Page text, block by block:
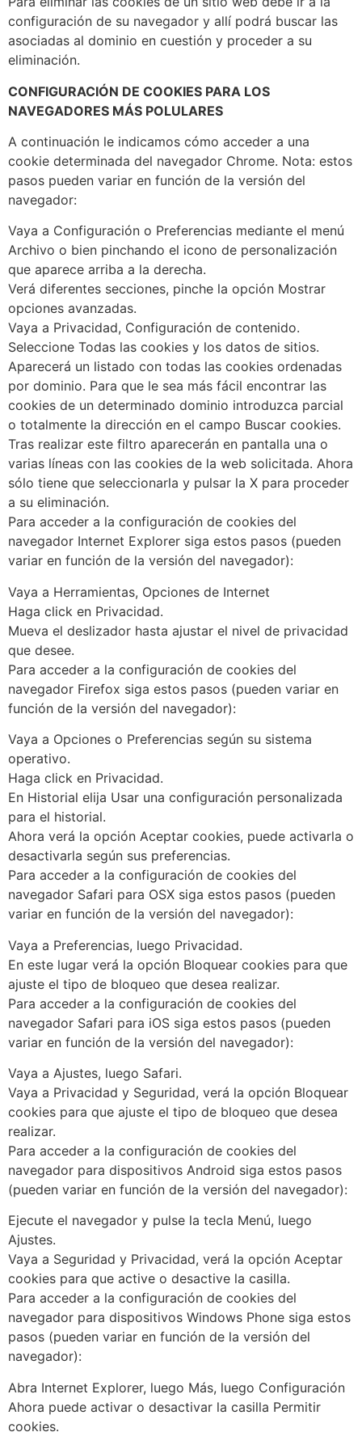
configuración de su navegador y allí podrá buscar las
asociadas al dominio en cuestión y proceder a su
eliminación.
CONFIGURACIÓN DE COOKIES PARA LOS
NAVEGADORES MÁS POLULARES
A continuación le indicamos cómo acceder a una
cookie determinada del navegador Chrome. Nota: estos
pasos pueden variar en función de la versión del
navegador:
Vaya a Configuración o Preferencias mediante el menú
Archivo o bien pinchando el icono de personalización
que aparece arriba a la derecha.
Verá diferentes secciones, pinche la opción Mostrar
opciones avanzadas.
Vaya a Privacidad, Configuración de contenido.
Seleccione Todas las cookies y los datos de sitios.
Aparecerá un listado con todas las cookies ordenadas
por dominio. Para que le sea más fácil encontrar las
cookies de un determinado dominio introduzca parcial
o totalmente la dirección en el campo Buscar cookies.
Tras realizar este filtro aparecerán en pantalla una o
varias líneas con las cookies de la web solicitada. Ahora
sólo tiene que seleccionarla y pulsar la X para proceder
a su eliminación.
Para acceder a la configuración de cookies del
navegador Internet Explorer siga estos pasos (pueden
variar en función de la versión del navegador):
Vaya a Herramientas, Opciones de Internet
Haga click en Privacidad.
Mueva el deslizador hasta ajustar el nivel de privacidad
que desee.
Para acceder a la configuración de cookies del
navegador Firefox siga estos pasos (pueden variar en
función de la versión del navegador):
Vaya a Opciones o Preferencias según su sistema
operativo.
Haga click en Privacidad.
En Historial elija Usar una configuración personalizada
para el historial.
Ahora verá la opción Aceptar cookies, puede activarla o
desactivarla según sus preferencias.
Para acceder a la configuración de cookies del
navegador Safari para OSX siga estos pasos (pueden
variar en función de la versión del navegador):
Vaya a Preferencias, luego Privacidad.
En este lugar verá la opción Bloquear cookies para que
ajuste el tipo de bloqueo que desea realizar.
Para acceder a la configuración de cookies del
navegador Safari para iOS siga estos pasos (pueden
variar en función de la versión del navegador):
Vaya a Ajustes, luego Safari.
Vaya a Privacidad y Seguridad, verá la opción Bloquear
cookies para que ajuste el tipo de bloqueo que desea
realizar.
Para acceder a la configuración de cookies del
navegador para dispositivos Android siga estos pasos
(pueden variar en función de la versión del navegador):
Ejecute el navegador y pulse la tecla Menú, luego
Ajustes.
Vaya a Seguridad y Privacidad, verá la opción Aceptar
cookies para que active o desactive la casilla.
Para acceder a la configuración de cookies del
navegador para dispositivos Windows Phone siga estos
pasos (pueden variar en función de la versión del
navegador):
Abra Internet Explorer, luego Más, luego Configuración
Ahora puede activar o desactivar la casilla Permitir
cookies.